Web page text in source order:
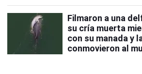
Filmaron a una
su cría muerta
con su manada y
conmovieron al